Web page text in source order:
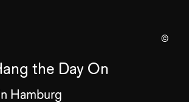
©
the Day On
Hamburg